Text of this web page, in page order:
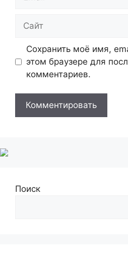
Сохранить моё имя,
этом браузере для
комментариев.
Поиск